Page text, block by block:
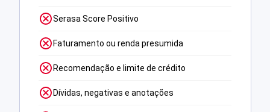
Serasa Score Positivo
Faturamento ou renda presumida
Recomendação e limite de crédito
Dívidas, negativas e anotações